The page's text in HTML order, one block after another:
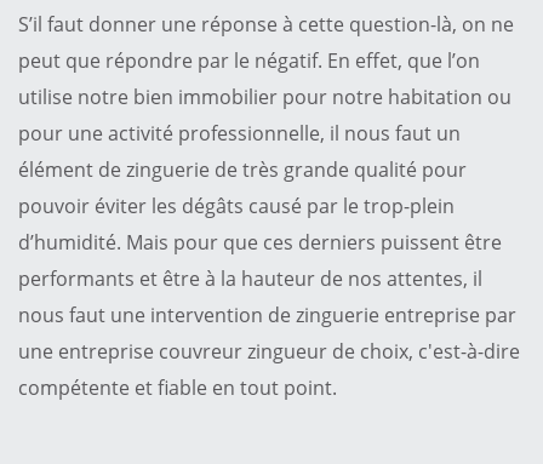
S’il faut donner une réponse à cette question-là, on ne
peut que répondre par le négatif. En effet, que l’on
utilise notre bien immobilier pour notre habitation ou
pour une activité professionnelle, il nous faut un
élément de zinguerie de très grande qualité pour
pouvoir éviter les dégâts causé par le trop-plein
d’humidité. Mais pour que ces derniers puissent être
performants et être à la hauteur de nos attentes, il
nous faut une intervention de zinguerie entreprise par
une entreprise couvreur zingueur de choix, c'est-à-dire
compétente et fiable en tout point.